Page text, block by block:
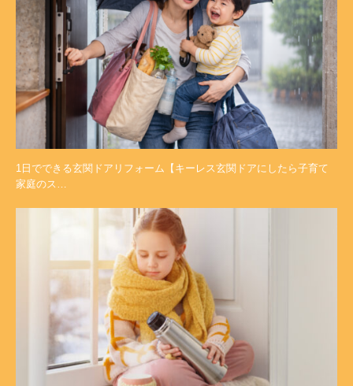
1日でできる玄関ドアリフォーム【キーレス玄関ドアにしたら子育て
家庭のス…